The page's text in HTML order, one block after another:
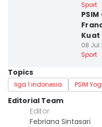
Sport
Kuat
08 Jul
Sport
Topics
liga 1 indonesia PSIM
Editorial Team
Editor
Febriana Sintasari